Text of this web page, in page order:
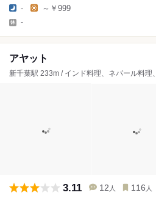
- ～￥999
-
アヤット
新千葉駅 233m / インド料理、ネパール料理、
3.11 12 人 116 人